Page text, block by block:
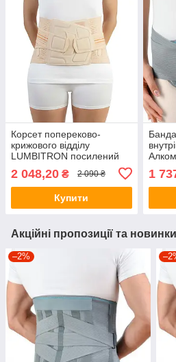
Корсет попереково-
крижового відділу
LUMBITRON посилений
2 048,20 ₴ 2 090 ₴
Купити
Алком
1
Акційні пропозиції та новинки
–2%